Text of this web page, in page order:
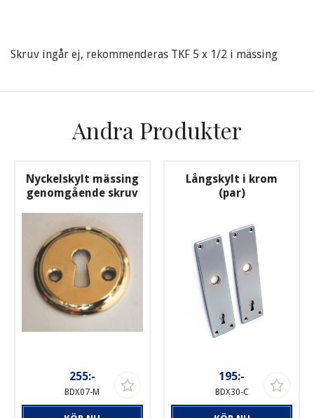
Skruv ingår ej, rekommenderas TKF 5 x 1/2 i mässing
Andra Produkter
Nyckelskylt mässing
genomgående skruv
255:-
BDX07-M
Långskylt i krom
(par)
195:-
BDX30-C